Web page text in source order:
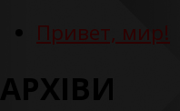
Привет, мир!
АРХІВИ